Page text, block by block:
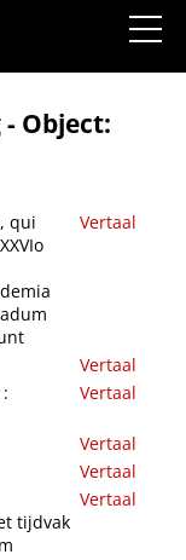
annum MDCCCXVum in
Object:
qui
Vertaal
Vertaal
Vertaal
Vertaal
Vertaal
tijdvak
Vertaal